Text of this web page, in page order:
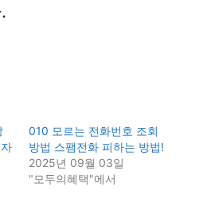
010 모르는 전화번호 조회
방법 스팸전화 피하는 방법!
2025년 09월 03일
"모두의혜택"에서